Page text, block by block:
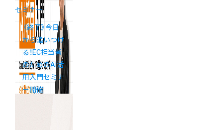
セミナー
《終了》今日
から追いつけ
る！EC担当者
のためのAI活
用入門セミナ
ー開催